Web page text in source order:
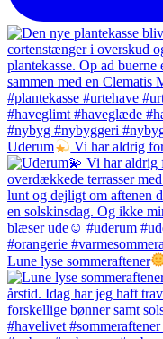
Uderum Vi har aldrig
Lune lyse sommeraftener